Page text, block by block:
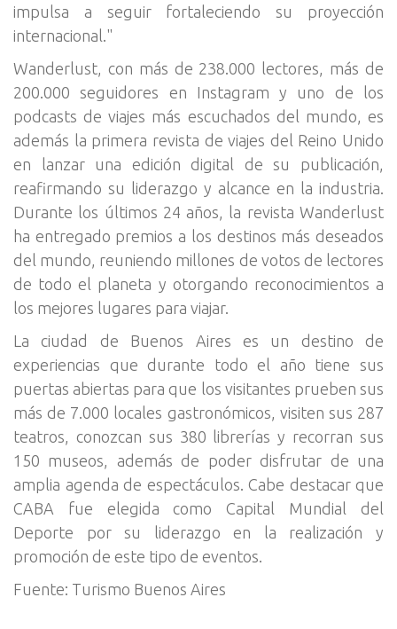
impulsa a seguir fortaleciendo su proyección
internacional."
Wanderlust, con más de 238.000 lectores, más de
200.000 seguidores en Instagram y uno de los
podcasts de viajes más escuchados del mundo, es
además la primera revista de viajes del Reino Unido
en lanzar una edición digital de su publicación,
reafirmando su liderazgo y alcance en la industria.
Durante los últimos 24 años, la revista Wanderlust
ha entregado premios a los destinos más deseados
del mundo, reuniendo millones de votos de lectores
de todo el planeta y otorgando reconocimientos a
los mejores lugares para viajar.
La ciudad de Buenos Aires es un destino de
experiencias que durante todo el año tiene sus
puertas abiertas para que los visitantes prueben sus
más de 7.000 locales gastronómicos, visiten sus 287
teatros, conozcan sus 380 librerías y recorran sus
150 museos, además de poder disfrutar de una
amplia agenda de espectáculos. Cabe destacar que
CABA fue elegida como Capital Mundial del
Deporte por su liderazgo en la realización y
promoción de este tipo de eventos.
Fuente: Turismo Buenos Aires